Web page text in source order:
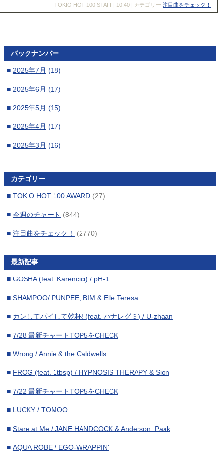
TOKIO HOT 100 STAFF| 10:40 | カテゴリー:注目曲をチェック！
バックナンバー
■ 2025年7月 (18)
■ 2025年6月 (17)
■ 2025年5月 (15)
■ 2025年4月 (17)
■ 2025年3月 (16)
■2025年1月
2024年12月(18)
2024年11月(15)
2024年10月(18)
■2024年9月(15)
■ 2024年8月 (16)
■ 2024年7月(18)
■ 2024年6月(16)
■ 2024年5月(17)
■ 2024年4月 (17)
■ 2024年3月 (15)
■ 2024年2月(16)
■ 2024年1月(17)
■ 2023年12月 (16)
■ 2023年11月(17)
カテゴリー
■ TOKIO HOT 100 AWARD(27)
■ 今週のチャート (844)
■ 注目曲をチェック！ (2770)
最新記事
■ GOSHA (feat. Karencici) / pH-1
■ SHAMPOO/ PUNPEE, BIM & Elle Teresa
■ カンしてパイして乾杯! (feat. ハナレグミ) / U-zhaan
■ 7/28 最新チャートTOP5をCHECK
■ Wrong / Annie & the Caldwells
■ FROG (feat. 1tbsp) / HYPNOSIS THERAPY & Sion
■ 7/22 最新チャートTOP5をCHECK
■ LUCKY / TOMOO
■ Stare at Me / JANE HANDCOCK & Anderson .Paak
■ AQUA ROBE / EGO-WRAPPIN'